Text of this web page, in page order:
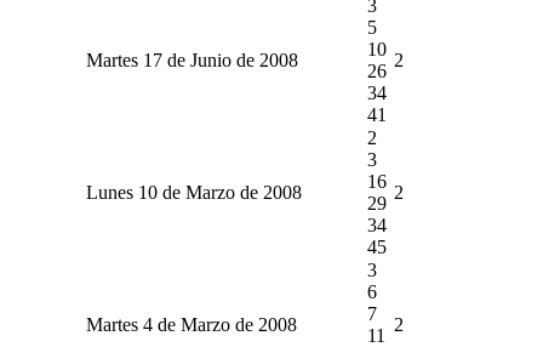
Martes 17 de Junio de 2008
3
5
10
26
34
41
2
Lunes 10 de Marzo de 2008
2
3
16
29
34
45
2
Martes 4 de Marzo de 2008
3
6
7
11
2